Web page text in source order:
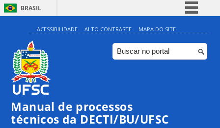
BRASIL
Simplifique!
Comunica BR
Participe
ACESSIBILIDADE ALTO CONTRASTE MAPA DO SITE
Manual de processos
técnicos da DECTI/BU/UFSC